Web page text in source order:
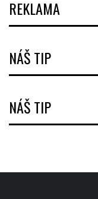
REKLAMA
NÁŠ TIP
NÁŠ TIP